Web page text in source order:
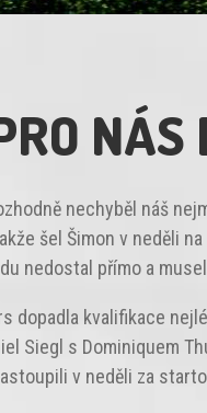
NÁS
nechyběl náš
šel Šimon v neděli
nedostal přímo a
dopadla kvalifikace
Siegl s Dominiquem
v neděli za